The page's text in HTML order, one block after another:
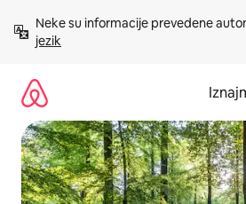
sadržaj
Neke su informacije prevedene
jezik